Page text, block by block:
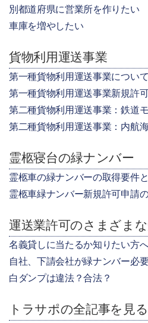
別都道府県に営業所を作りたい
車庫を増やしたい
貨物利用運送事業
第一種貨物利用運送事業につい
第一種貨物利用運送事業新規許
第二種貨物利用運送事業：鉄道
第二種貨物利用運送事業：内航
霊柩寝台の緑ナンバー
霊柩車の緑ナンバーの取得要件
霊柩車緑ナンバー新規許可申請
運送業許可のさまざま
名義貸しに当たるか知りたい方
自社、下請会社が緑ナンバー必
白ダンプは違法？合法？
トラサポの全記事を見る